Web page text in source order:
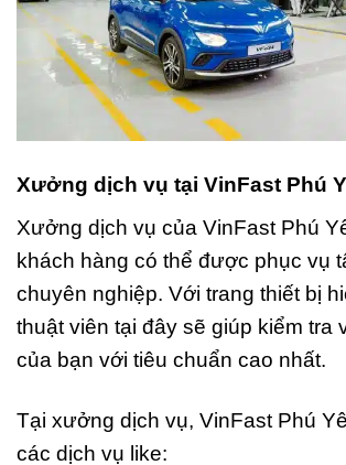
Xưởng dịch vụ tại VinFast Phú
Xưởng dịch vụ của VinFast Phú
khách hàng có thể được phục vụ
chuyên nghiệp. Với trang thiết bị
thuật viên tại đây sẽ giúp kiểm tra
của bạn với tiêu chuẩn cao nhất.
Tại xưởng dịch vụ, VinFast Phú
các dịch vụ like: